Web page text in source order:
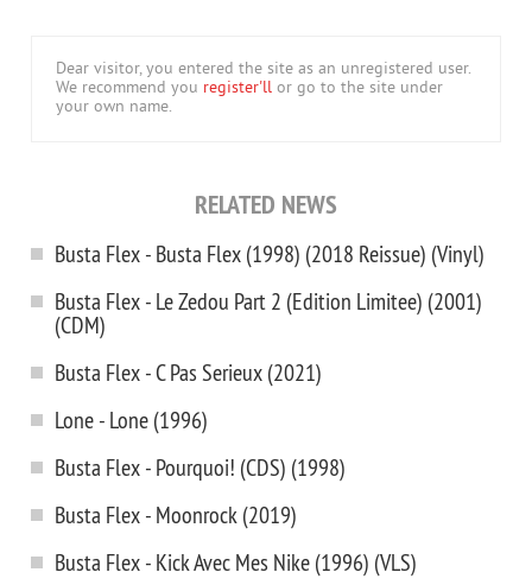
Dear visitor, you entered the site as an unregistered user.
We recommend you register'll or go to the site under
your own name.
RELATED NEWS
Busta Flex ‎- Busta Flex (1998) (2018 Reissue) (Vinyl)
Busta Flex - Le Zedou Part 2 (Edition Limitee) (2001)
(CDM)
Busta Flex - C Pas Serieux (2021)
Lone - Lone (1996)
Busta Flex - Pourquoi! (CDS) (1998)
Busta Flex - Moonrock (2019)
Busta Flex - Kick Avec Mes Nike (1996) (VLS)